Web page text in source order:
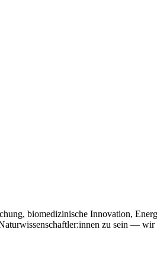
biomedizinische Innovation,
zu sein —